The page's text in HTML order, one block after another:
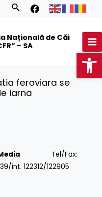
Search
Națională de Căi
– SA
feroviara se
iarna
Tel/Fax:
int. 122312/122905